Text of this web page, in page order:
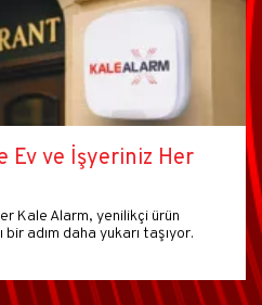
Ev ve İşyeriniz Her
Kale Alarm, yenilikçi ürün
adım daha yukarı taşıyor.